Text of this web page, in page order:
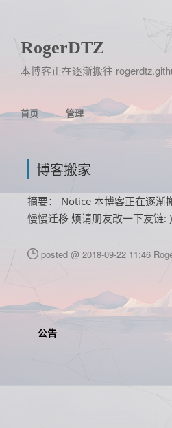
RogerDTZ
本博客正在逐渐搬往
首页 管理
博客搬家
摘要： Notice 本博客正在逐渐
慢慢迁移 烦请朋友改一下友链: )
posted @ 2018-09-22 11:46
公告